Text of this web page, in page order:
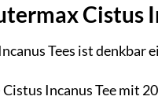
Cistus
Tees ist denkbar
Incanus Tee mit